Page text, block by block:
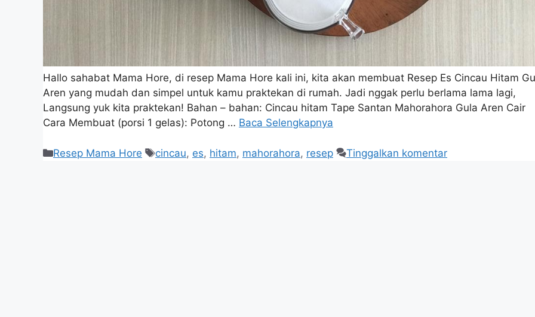
Hallo sahabat Mama Hore, di resep Mama Hore kali ini, kita akan membuat Resep Es Cincau Hitam
Aren yang mudah dan simpel untuk kamu praktekan di rumah. Jadi nggak perlu berlama lama lagi,
Langsung yuk kita praktekan! Bahan – bahan: Cincau hitam Tape Santan Mahorahora Gula Aren Cair
Cara Membuat (porsi 1 gelas): Potong … Baca Selengkapnya
Resep Mama Hore cincau, es, hitam, mahorahora, resep Tinggalkan komentar